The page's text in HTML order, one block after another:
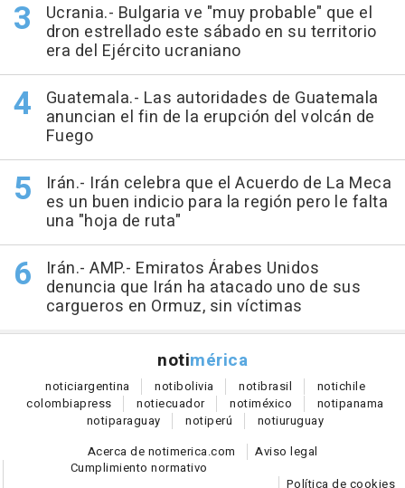
Ucrania.- Bulgaria ve "muy probable" que el
dron estrellado este sábado en su territorio
era del Ejército ucraniano
Guatemala.- Las autoridades de Guatemala
anuncian el fin de la erupción del volcán de
Fuego
Irán.- Irán celebra que el Acuerdo de La Meca
es un buen indicio para la región pero le falta
una "hoja de ruta"
Irán.- AMP.- Emiratos Árabes Unidos
denuncia que Irán ha atacado uno de sus
cargueros en Ormuz, sin víctimas
notimérica
noticiargentina notibolivia notibrasil notichile
colombiapress notiecuador notiméxico notipanama
notiparaguay notiperú notiuruguay
Acerca de notimerica.com
Aviso legal
Cumplimiento normativo
Política de cookies